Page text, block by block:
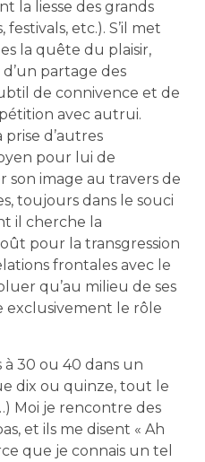
la liesse des grands
etc.). S’il met
la quête du plaisir,
d’un partage des
de connivence et de
avec autrui.
prise d’autres
pour lui de
son image au travers de
toujours dans le souci
il cherche la
pour la transgression
frontales avec le
qu’au milieu de ses
exclusivement le rôle
à 30 ou 40 dans un
dix ou quinze, tout le
Moi je rencontre des
et ils me disent « Ah
que je connais un tel